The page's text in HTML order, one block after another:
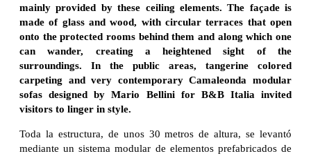
mainly provided by these ceiling elements. The façade is
made of glass and wood, with circular terraces that open
onto the protected rooms behind them and along which one
can wander, creating a heightened sight of the
surroundings. In the public areas, tangerine colored
carpeting and very contemporary Camaleonda modular
sofas designed by Mario Bellini for B&B Italia invited
visitors to linger in style.
Toda la estructura, de unos 30 metros de altura, se levantó
mediante un sistema modular de elementos prefabricados de